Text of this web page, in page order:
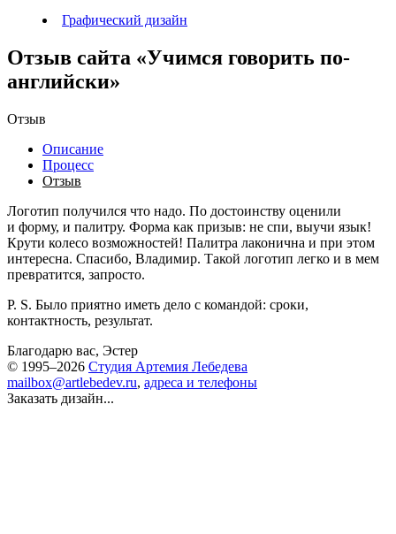
Графический дизайн
Отзыв сайта «Учимся говорить по-
английски»
Отзыв
Описание
Процесс
Отзыв
Логотип получился что надо. По достоинству оценили
и форму, и палитру. Форма как призыв: не спи, выучи язык!
Крути колесо возможностей! Палитра лаконична и при этом
интересна. Спасибо, Владимир. Такой логотип легко и в мем
превратится, запросто.
P. S. Было приятно иметь дело с командой: сроки,
контактность, результат.
Благодарю вас, Эстер
© 1995–2026 Студия Артемия Лебедева
mailbox@artlebedev.ru, адреса и телефоны
Заказать дизайн...